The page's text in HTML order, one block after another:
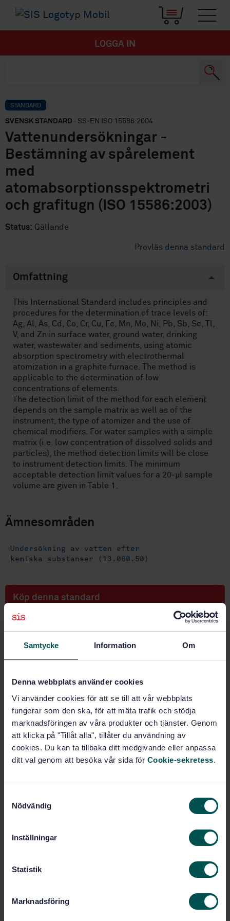
Samtycke Information Om
Denna webbplats använder cookies
Vi använder cookies för att se till att vår webbplats
fungerar som den ska, för att mäta trafik och stödja
marknadsföringen av våra produkter och tjänster. Genom
att klicka på "Tillåt alla", tillåter du användning av
cookies. Du kan ta tillbaka ditt medgivande eller anpassa
ditt val genom att besöka vår sida för Cookie-sekretess.
Nödvändig
Inställningar
Statistik
Marknadsföring
LOGGA IN
STANDARD
SVENSK STANDARD · SS-EN ISO 15586:2004
Vattenundersökningar -
Bestämning av spårelement
med
atomabsorptionsspektrometri
och grafitugn (ISO 15586:2003)
Status: Gällande
Provläs denna standard
Omfattning
This International Standard includes principles and
procedures for the determination of trace levels of:
Ag, Al, As, Cd, Co, Cr, Cu, Fe, Mn, Mo, Ni, Pb, Sb, Se, Tl,
V, and Zn in surface water, ground water, drinking
water, wastewater and sediments, using atomic
absorption spectrometry with electrothermal
atomization in a graphite furnace. The method is
applicable to the determination of low
concentrations of elements.
The detection limit of the method for each element
depends on the sample matrix as well as of the
instrument, the type of atomizer and the use of
chemical modifiers. For water samples with a simple
matrix (i.e. low concentration of dissolved solids and
particles), the method detection limits will be close
to instrument detection limits. The minimum
acceptable detection limit values for a 20-µl sample
volume are given in Table 1.
Ämnesområden
Undersökning av vatten efter
kemiska substanser (13.060.50)
Köp denna standard
Vattenundersökningar - Bestämning av spårelement
med atomabsorptionsspektrometri och grafitugn (ISO
Prenumerera på standarden - Läs mer
Pris:1 250 SEK
PDF
Lägg i varukorgen
Produktinformation
Framtagen av:
Internationell titel:
Determination of trace elements using
graphite furnace (ISO 15586:2003)